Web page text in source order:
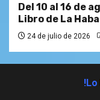
Del 10 al 16 de
Libro de La
24 de julio de 2026